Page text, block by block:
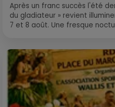
Après un franc succès l'été
du gladiateur » revient
7 et 8 août. Une fresque